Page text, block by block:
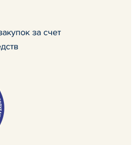
за счет